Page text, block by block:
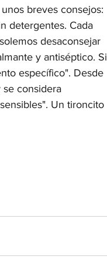
breves consejos:
detergentes. Cada
desaconsejar
y antiséptico. Si
específico". Desde
se considera
Un tironcito